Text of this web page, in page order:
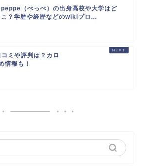
peppe（ぺっぺ）の出身高校や大学はど
こ？学歴や経歴などのwikiプロ...
ミや評判は？カロ
情報も！